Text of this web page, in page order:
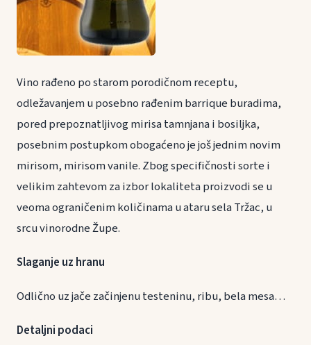
Vino rađeno po starom porodičnom receptu,
odležavanjem u posebno rađenim barrique buradima,
pored prepoznatljivog mirisa tamnjana i bosiljka,
posebnim postupkom obogaćeno je još jednim novim
mirisom, mirisom vanile. Zbog specifičnosti sorte i
velikim zahtevom za izbor lokaliteta proizvodi se u
veoma ograničenim količinama u ataru sela Tržac, u
srcu vinorodne Župe.
Slaganje uz hranu
Odlično uz jače začinjenu testeninu, ribu, bela mesa…
Detaljni podaci